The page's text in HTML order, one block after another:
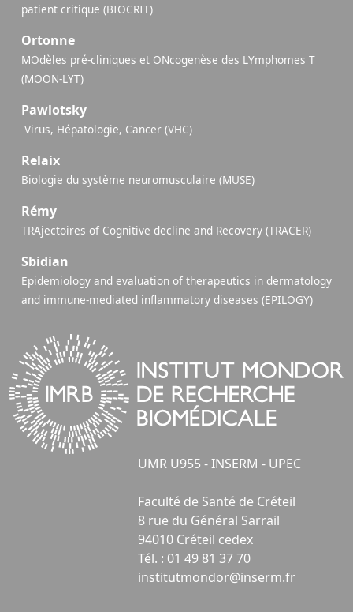
patient critique (BIOCRIT)
Ortonne
MOdèles pré-cliniques et ONcogenèse des LYmphomes T
(MOON-LYT)
Pawlotsky
​ Virus, Hépatologie, Cancer (VHC)
Relaix
Biologie du système neuromusculaire (MUSE)
Rémy
TRAjectoires of Cognitive decline and Recovery (TRACER)
Sbidian
Epidemiology and evaluation of therapeutics in dermatology
and immune-mediated inflammatory diseases (EPILOGY)
UMR U955 - INSERM - UPEC
Faculté de Santé de Créteil
8 rue du Général Sarrail
94010 Créteil cedex
Tél. : 01 49 81 37 70
institutmondor@inserm.fr